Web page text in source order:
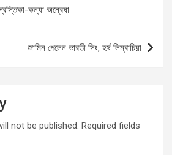
কন্যা অন্বেষা
জামিন পেলেন ভারতী সিং, হর্ষ লিম্বাচিয়া
not be published. Required fields